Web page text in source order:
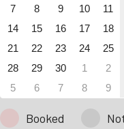
7
8 9 10 11
14
15 16 17 18
21
22 23 24 25
28
29 30 1 2
5
6 7 8 9
Booked